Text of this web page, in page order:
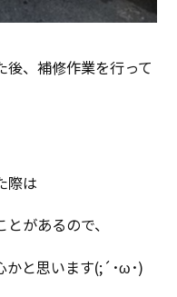
後、補修作業を行って
際は
があるので、
かと思います(;´･ω･)